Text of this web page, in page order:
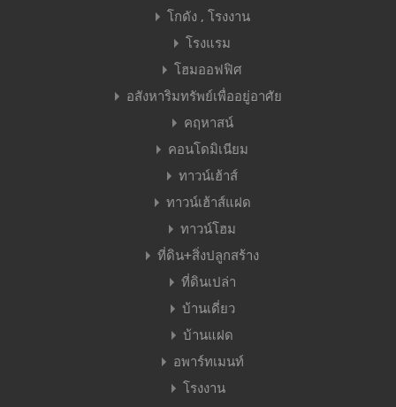
โกดัง , โรงงาน
โรงแรม
โฮมออฟฟิศ
อสังหาริมทรัพย์เพื่ออยู่อาศัย
คฤหาสน์
คอนโดมิเนียม
ทาวน์เฮ้าส์
ทาวน์เฮ้าส์แฝด
ทาวน์โฮม
ที่ดิน+สิ่งปลูกสร้าง
ที่ดินเปล่า
บ้านเดี่ยว
บ้านแฝด
อพาร์ทเมนท์
โรงงาน